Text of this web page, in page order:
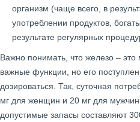
организм (чаще всего, в
употреблении продуктов,
результате регулярных
Важно понимать, что железо –
важные функции, но его
дозироваться. Так, суточная
мг для женщин и 20 мг для
допустимые запасы составляют